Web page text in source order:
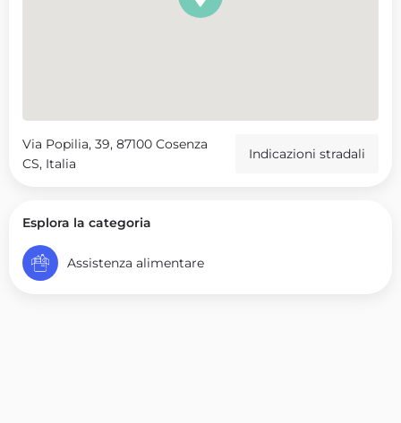
Via Popilia, 39, 87100 Cosenza
CS, Italia
Indicazioni stradali
Esplora la categoria
Assistenza alimentare